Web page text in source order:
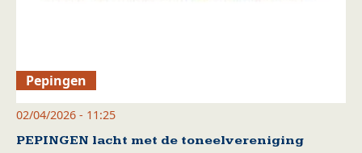
Pepingen
02/04/2026 - 11:25
PEPINGEN lacht met de toneelvereniging